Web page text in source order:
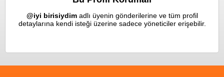
@iyi birisiydimadlı üyenin gönderilerine ve tüm profil
detaylarına kendi isteği üzerine sadece yöneticiler erişebilir.